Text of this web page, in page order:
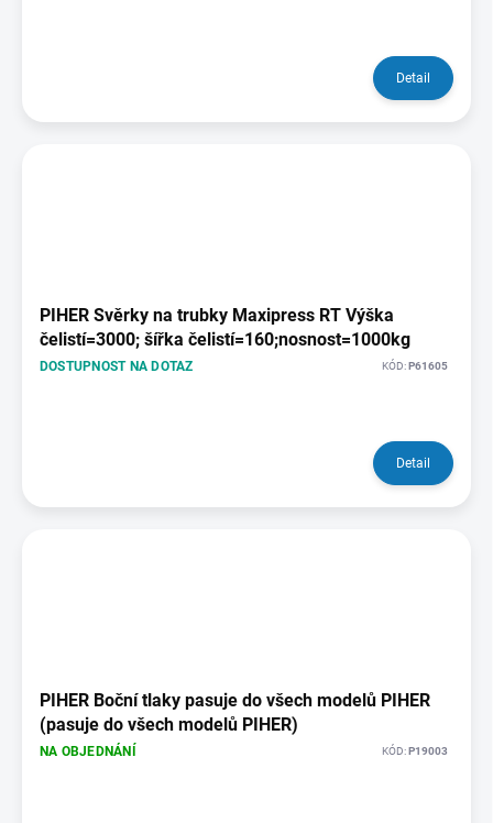
Detail
PIHER Svěrky na trubky Maxipress RT Výška
čelistí=3000; šířka čelistí=160;nosnost=1000kg
DOSTUPNOST NA DOTAZ KÓD:P61605
Detail
PIHER Boční tlaky pasuje do všech modelů PIHER
(pasuje do všech modelů PIHER)
NA OBJEDNÁNÍ KÓD:P19003